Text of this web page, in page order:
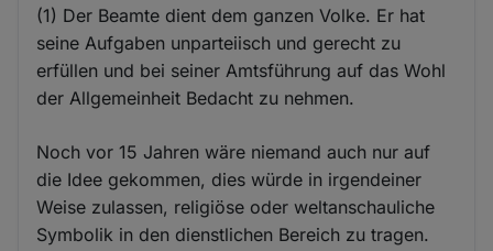
(1) Der Beamte dient dem ganzen Volke. Er hat
seine Aufgaben unparteiisch und gerecht zu
erfüllen und bei seiner Amtsführung auf das Wohl
der Allgemeinheit Bedacht zu nehmen.
Noch vor 15 Jahren wäre niemand auch nur auf
die Idee gekommen, dies würde in irgendeiner
Weise zulassen, religiöse oder weltanschauliche
Symbolik in den dienstlichen Bereich zu tragen.